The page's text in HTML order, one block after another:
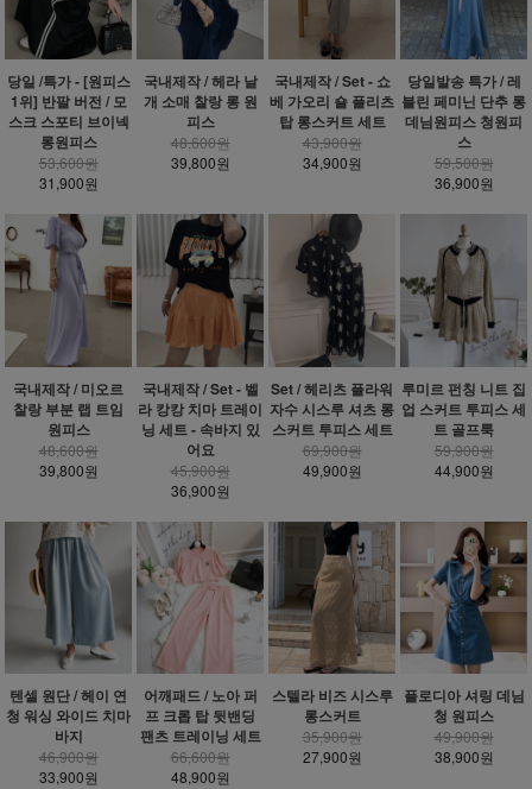
당일 /특가 - [원피스
1위] 반팔 버전 / 모
스크 스포티 브이넥
롱원피스
53,600원
31,900원
국내제작 / 헤라 날
개 소매 찰랑 롱 원
피스
48,600원
39,800원
국내제작 / Set - 쇼
베 가오리 숄 플리츠
탑 롱스커트 세트
43,900원
34,900원
당일발송 특가 / 레
블린 페미닌 단추 롱
데님원피스 청원피
스
59,500원
36,900원
국내제작 / 미오르
찰랑 부분 랩 트임
원피스
48,600원
39,800원
국내제작 / Set - 벨
라 캉캉 치마 트레이
닝 세트 - 속바지 있
어요
45,900원
36,900원
Set / 헤리츠 플라워
자수 시스루 셔츠 롱
스커트 투피스 세트
69,900원
49,900원
루미르 펀칭 니트 집
업 스커트 투피스 세
트 골프룩
59,900원
44,900원
텐셀 원단 / 헤이 연
청 워싱 와이드 치마
바지
46,900원
33,900원
어깨패드 / 노아 퍼
프 크롭 탑 뒷밴딩
팬츠 트레이닝 세트
66,600원
48,900원
스텔라 비즈 시스루
롱스커트
35,900원
27,900원
플로디아 셔링 데님
청 원피스
49,900원
38,900원